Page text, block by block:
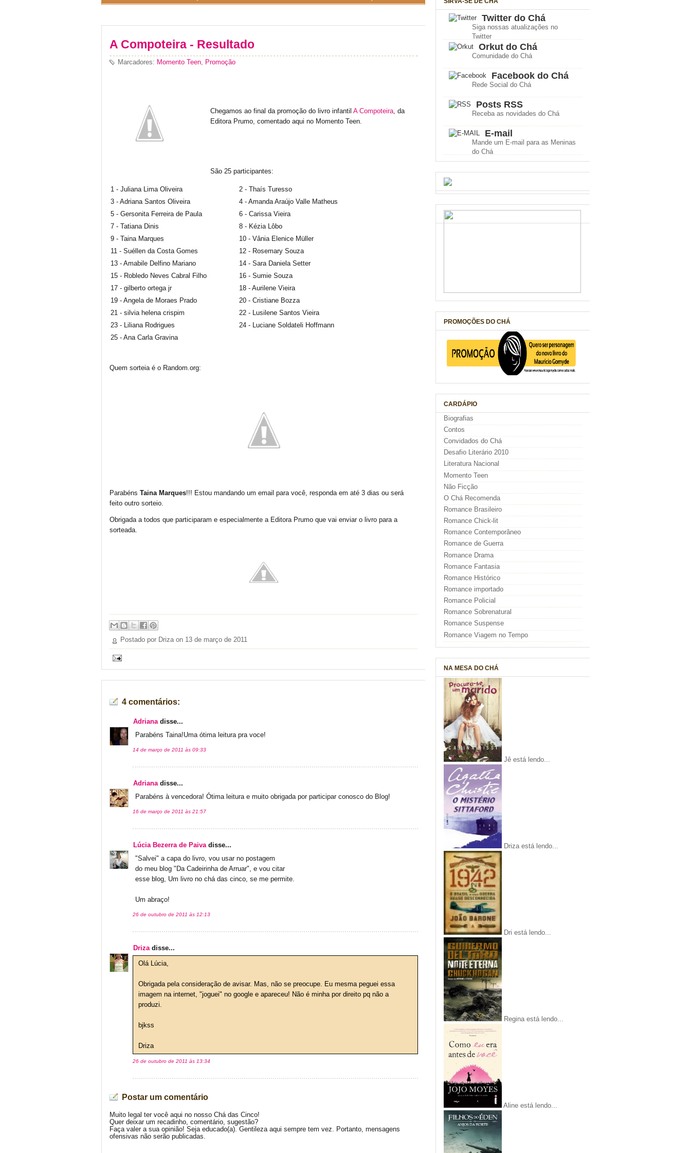
A Compoteira - Resultado
Marcadores: Momento Teen Promoção
Chegamos ao final da promoção do livro infantil A Compoteira , da
Editora Prumo, comentado aqui no Momento Teen.
São 25 participantes:
1 - Juliana Lima Oliveira
2 - Thaís Turesso
3 - Adriana Santos Oliveira
4 - Amanda Araújo Valle Matheus
5 - Gersonita Ferreira de Paula
6 - Carissa Vieira
7 - Tatiana Dinis
8 - Kézia Lôbo
9 - Taina Marques
10 - Vânia Elenice Müller
11 - Suéllen da Costa Gomes
12 - Rosemary Souza
13 - Amabile Delfino Mariano
14 - Sara Daniela Setter
15 - Robledo Neves Cabral Filho
16 - Sumie Souza
17 - gilberto ortega jr
18 - Aurilene Vieira
19 - Angela de Moraes Prado
20 - Cristiane Bozza
21 - silvia helena crispim
22 - Lusilene Santos Vieira
23 - Liliana Rodrigues
24 - Luciane Soldateli Hoffmann
25 - Ana Carla Gravina
Quem sorteia é o Random.org:
Parabéns Taina Marques!!! Estou mandando um email para você, responda em até 3 dias ou será
feito outro sorteio.
Obrigada a todos que participaram e especialmente a Editora Prumo que vai enviar o livro para a
sorteada.
Postado por Driza on 13 de março de 2011
4 comentários:
Adrianadisse...
Parabéns Taina!Uma ótima leitura pra voce!
14 de março de 2011 às 09:33
Adrianadisse...
Parabéns à vencedora! Ótima leitura e muito obrigada por participar conosco do Blog!
16 de março de 2011 às 21:57
Lúcia Bezerra de Paivadisse...
"Salvei" a capa do livro, vou usar no postagem
do meu blog "Da Cadeirinha de Arruar", e vou citar
esse blog, Um livro no chá das cinco, se me permite.
Um abraço!
26 de outubro de 2011 às 12:13
Drizadisse...
Olá Lúcia,
Obrigada pela consideração de avisar. Mas, não se preocupe. Eu mesma peguei essa
imagem na internet, "joguei" no google e apareceu! Não é minha por direito pq não a
produzi.
bjkss
Driza
26 de outubro de 2011 às 13:34
Postar um comentário
Muito legal ter você aqui no nosso Chá das Cinco!
Quer deixar um recadinho, comentário, sugestão?
Faça valer a sua opinião! Seja educado(a). Gentileza aqui sempre tem vez. Portanto, mensagens
ofensivas não serão publicadas.
Twitter do Chá
Siga nossas atualizações no
Twitter
Orkut do Chá
Comunidade do Chá
Facebook do Chá
Rede Social do Chá
Posts RSS
Receba as novidades do Chá
E-mail
Mande um E-mail para as Meninas
do Chá
PROMOÇÕES DO CHÁ
CARDÁPIO
Biografias
Contos
Convidados do Chá
Desafio Literário 2010
Literatura Nacional
Momento Teen
Não Ficção
O Chá Recomenda
Romance Brasileiro
Romance Chick-lit
Romance Contemporâneo
Romance de Guerra
Romance Drama
Romance Fantasia
Romance Histórico
Romance importado
Romance Policial
Romance Sobrenatural
Romance Suspense
Romance Viagem no Tempo
NA MESA DO CHÁ
Jê está lendo...
Driza está lendo...
Dri está lendo...
Regina está lendo...
Aline está lendo...